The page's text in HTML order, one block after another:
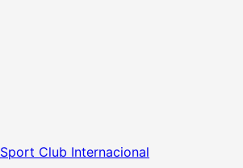
Sport Club Internacional